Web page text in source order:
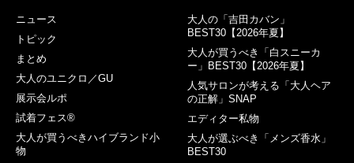
ニュース
トピック
まとめ
大人のユニクロ／GU
展示会ルポ
試着フェス®︎
大人が買うべきハイブランド小
物
大人の「吉田カバン」
BEST30【2026年夏】
大人が買うべき「白スニーカ
ー」BEST30【2026年夏】
人気サロンが考える「大人ヘア
の正解」SNAP
エディター私物
大人が選ぶべき「メンズ香水」
BEST30